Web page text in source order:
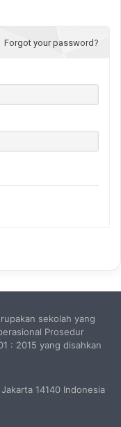
Forgot your password?
sekolah yang
Prosedur
: 2015 yang disahkan
14140 Indonesia